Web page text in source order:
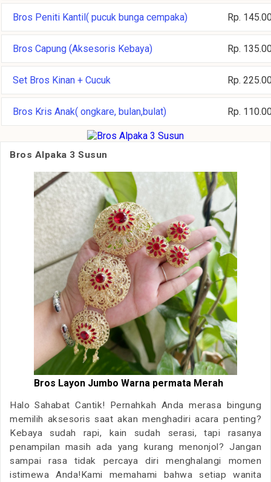
Bros Peniti Kantil( pucuk bunga cempaka) Rp.
Bros Capung (Aksesoris Kebaya) Rp.
Set Bros Kinan + Cucuk Rp.
Bros Kris Anak( ongkare, bulan,bulat) Rp.
Bros Alpaka 3 Susun
Bros Layon Jumbo Warna permata Merah
Halo Sahabat Cantik! Pernahkah Anda merasa bingung
memilih aksesoris saat akan menghadiri acara penting?
Kebaya sudah rapi, kain sudah serasi, tapi rasanya
penampilan masih ada yang kurang menonjol? Jangan
sampai rasa tidak percaya diri menghalangi momen
istimewa Anda!Kami memahami bahwa setiap wanita